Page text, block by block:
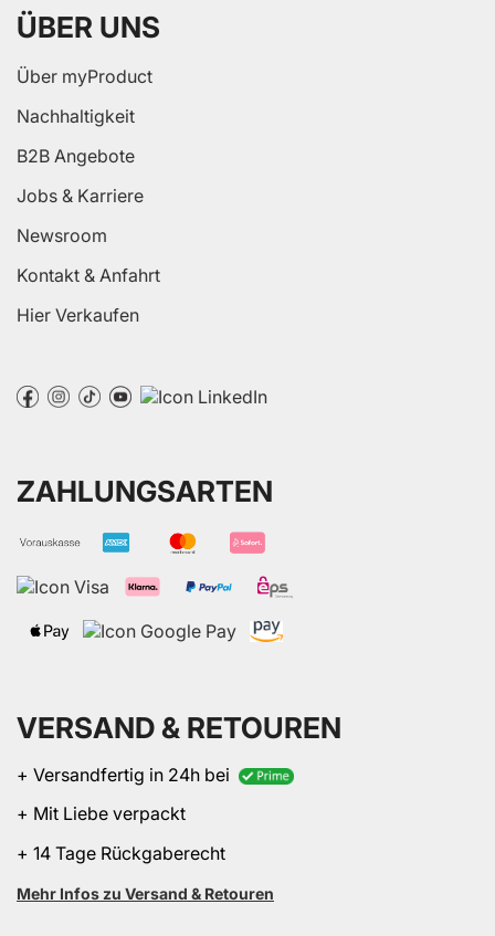
ÜBER UNS
Über myProduct
Nachhaltigkeit
B2B Angebote
Jobs & Karriere
Newsroom
Kontakt & Anfahrt
Hier Verkaufen
ZAHLUNGSARTEN
VERSAND & RETOUREN
+ Versandfertig in 24h bei
+ Mit Liebe verpackt
+ 14 Tage Rückgaberecht
Mehr Infos zu Versand & Retouren